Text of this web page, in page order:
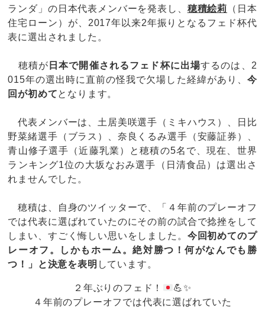
ランダ」の日本代表メンバーを発表し、 穂積絵莉 （日本
住宅ローン）が、2017年以来2年振りとなるフェド杯代
表に選出されました。
穂積が 日本で開催されるフェド杯に出場するのは、2
015年の選出時に直前の怪我で欠場した経緯があり、 今
回が初めてとなります。
代表メンバーは、土居美咲選手（ミキハウス）、日比
野菜緒選手（ブラス）、奈良くるみ選手（安藤証券）、
青山修子選手（近藤乳業）と穂積の5名で、現在、世界
ランキング1位の大坂なおみ選手（日清食品）は選出さ
れませんでした。
穂積は、自身のツイッターで、「４年前のプレーオフ
では代表に選ばれていたのにその前の試合で捻挫をして
しまい、すごく悔しい思いをしました。 今回初めてのプ
レーオフ。しかもホーム。絶対勝つ！何がなんでも勝
つ！」と決意を表明 しています。
２年ぶりのフェド！ 💪✨
４年前のプレーオフでは代表に選ばれていた